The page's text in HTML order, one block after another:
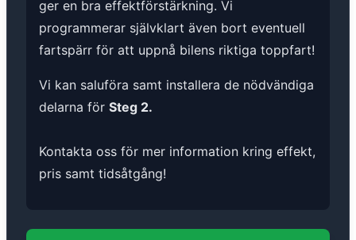
ger en bra effektförstärkning. Vi
programmerar självklart även bort eventuell
fartspärr för att uppnå bilens riktiga toppfart!
Vi kan saluföra samt installera de nödvändiga
delarna för Steg 2.
Kontakta oss för mer information kring effekt,
pris samt tidsåtgång!